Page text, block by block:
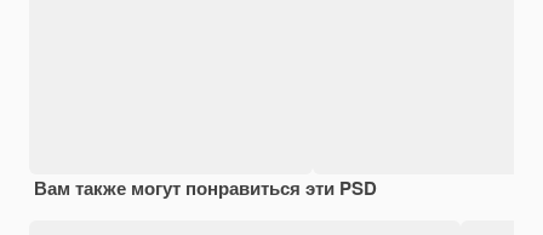
Вам также могут понравиться эти PSD